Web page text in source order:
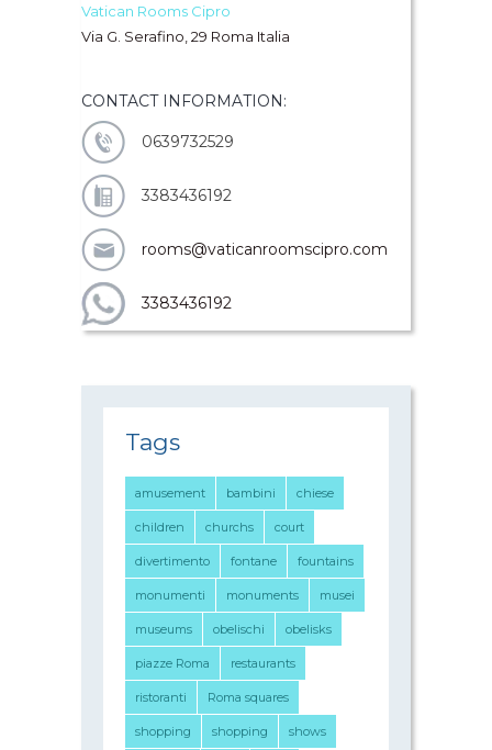
Vatican Rooms Cipro
Via G. Serafino, 29 Roma Italia
CONTACT INFORMATION:
0639732529
3383436192
rooms@vaticanroomscipro.com
3383436192
Tags
amusement bambini chiese
children churchs court
divertimento fontane fountains
monumenti monuments musei
museums obelischi obelisks
piazze Roma restaurants
ristoranti Roma squares
shopping shopping shows